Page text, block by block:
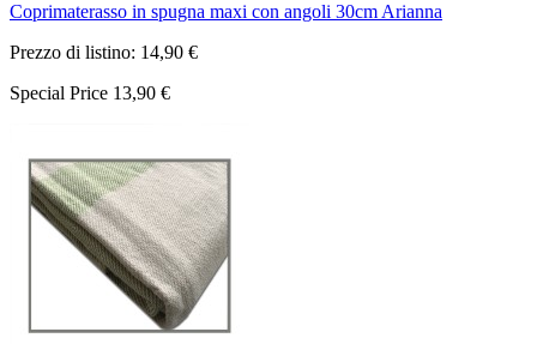
Coprimaterasso in spugna maxi con angoli 30cm Arianna
Prezzo di listino: 14,90 €
Special Price 13,90 €